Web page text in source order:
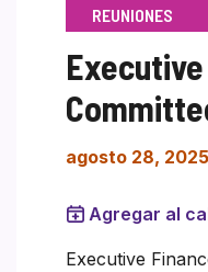
REUNIONES
agosto 28,
Agregar al
Executive